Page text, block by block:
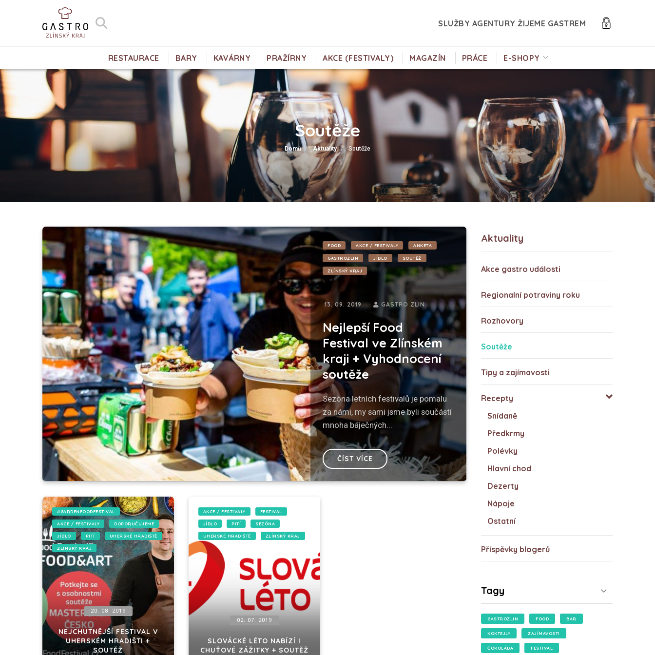
SLUŽBY AGENTURY ŽIJEME GASTREM
RESTAURACE BARY KAVÁRNY PRAŽÍRNY AKCE (FESTIVALY) MAGAZÍN PRÁCE E-SHOPY
Soutěže
Domů Aktuality Soutěže
FOOD AKCE / FESTIVALY ANKETA
GASTROZLIN JÍDLO SOUTĚŽ
ZLÍNSKÝ KRAJ
13. 09. 2019 GASTRO ZLIN
Nejlepší Food
Festival ve Zlínském
kraji + Vyhodnocení
soutěže
Sezóna letních festivalů je pomalu
za námi, my sami jsme byli součástí
mnoha báječných...
ČÍST VÍCE
#GARDENFOODFESTIVAL
AKCE / FESTIVALY DOPORUČUJEME
JÍDLO PITÍ UHERSKÉ HRADIŠTĚ
ZLÍNSKÝ KRAJ
20. 08. 2019
NEJCHUTNĚJŠÍ FESTIVAL V
UHERSKÉM HRADIŠTI +
SOUTĚŽ
AKCE / FESTIVALY FESTIVAL
JÍDLO PITÍ SEZÓNA
UHERSKÉ HRADIŠTĚ ZLÍNSKÝ KRAJ
02. 07. 2019
SLOVÁCKÉ LÉTO NABÍZÍ I
CHUŤOVÉ ZÁŽITKY + SOUTĚŽ
Aktuality
Akce gastro události
Regionalní potraviny roku
Rozhovory
Soutěže
Tipy a zajímavosti
Recepty
Snídaně
Předkrmy
Polévky
Hlavní chod
Dezerty
Nápoje
Ostatní
Příspěvky blogerů
Tagy
GASTROZLIN FOOD BAR
KOKTEJLY ZAJÍMAVOSTI
ČOKOLÁDA FESTIVAL